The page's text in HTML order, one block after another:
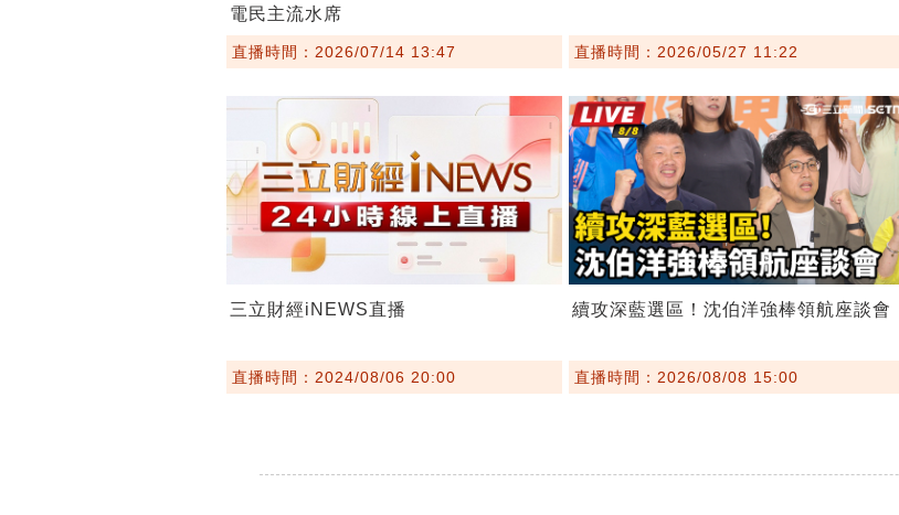
電民主流水席
直播時間：2026/07/14 13:47 直播時間：2026/05/27 11:22
三立財經iNEWS直播
直播時間：2024/08/06 20:00
續攻深藍選區！沈伯洋強棒領航座談會
直播時間：2026/08/08 15:00